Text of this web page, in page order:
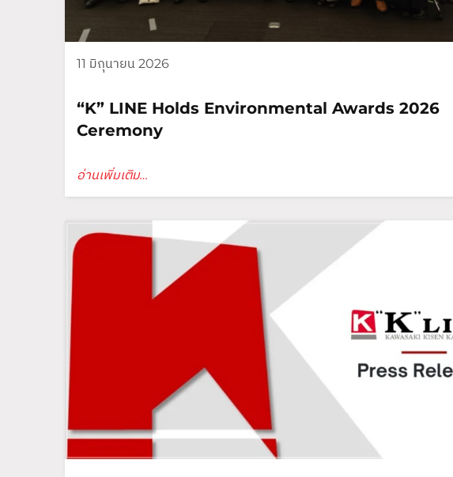
11 มิถุนายน 2026
“K” LINE Holds Environmental Awards 2026
Ceremony
อ่านเพิ่มเติม…